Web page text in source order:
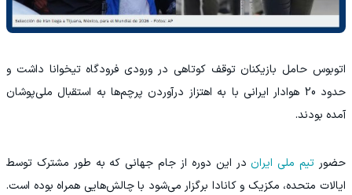
‫اتوبوس حامل بازیکنان توقف کوتاهی در ورودی فرودگاه تیخوانا داشت و
حدود 20 هوادار ایرانی با به اهتزاز درآوردن پرچم‌ها به استقبال ملی‌پوشان
آمده بودند.
‫حضور تیم ملی ایراندر این دوره از جام جهانی که به طور مشترک توسط
ایالات متحده، مکزیک و کانادا برگزار می‌شود با چالش‌هایی همراه بوده است.